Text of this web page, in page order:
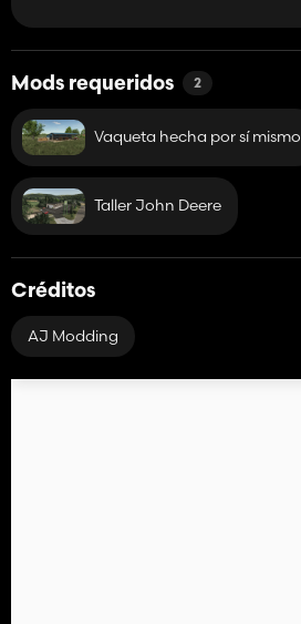
Mods requeridos 2
Vaqueta hecha por sí mismo
Taller John Deere
Créditos
AJ Modding